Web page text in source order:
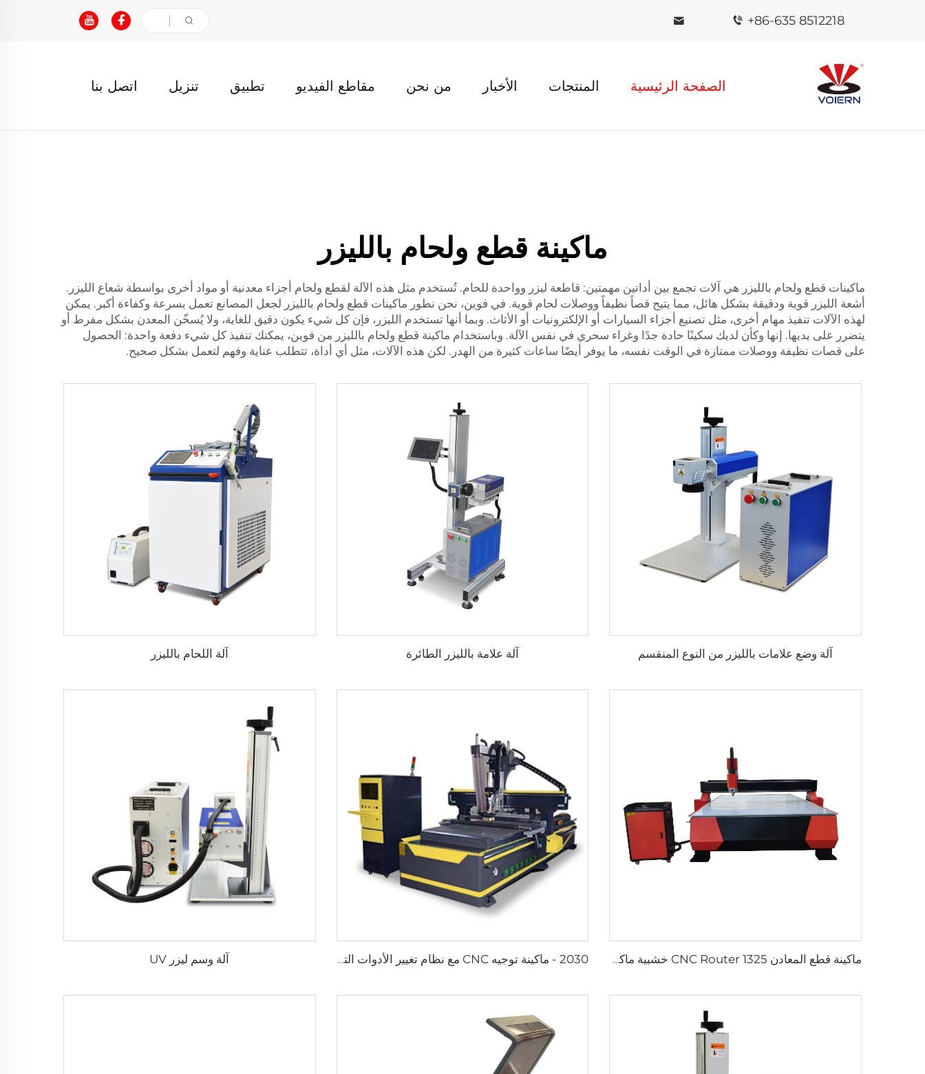
+86-635 8512218
الصفحة الرئيسية المنتجات الأخبار من نحن مقاطع الفيديو تطبيق تنزيل اتصل بنا
ماكينة قطع ولحام بالليزر
ماكينات قطع ولحام بالليزر هي آلات تجمع بين أداتين مهمتين: قاطعة ليزر وواحدة للحام. تُستخدم مثل هذه الآلة لقطع ولحام أجزاء معدنية أو مواد أخرى بواسطة شعاع الليزر.
أشعة الليزر قوية ودقيقة بشكل هائل، مما يتيح قصاً نظيفاً ووصلات لحام قوية. في فوين، نحن نطور ماكينات قطع ولحام بالليزر لجعل المصانع تعمل بسرعة وكفاءة أكبر. يمكن
لهذه الآلات تنفيذ مهام أخرى، مثل تصنيع أجزاء السيارات أو الإلكترونيات أو الأثاث. وبما أنها تستخدم الليزر، فإن كل شيء يكون دقيق للغاية، ولا يُسخّن المعدن بشكل مفرط أو
يتضرر على يديها. إنها وكأن لديك سكينًا حادة جدًا وغراء سحري في نفس الآلة. وباستخدام ماكينة قطع ولحام بالليزر من فوين، يمكنك تنفيذ كل شيء دفعة واحدة: الحصول
على قصات نظيفة ووصلات ممتازة في الوقت نفسه، ما يوفر أيضًا ساعات كثيرة من الهدر. لكن هذه الآلات، مثل أي أداة، تتطلب عناية وفهم لتعمل بشكل صحيح.
آلة وضع علامات بالليزر من النوع المنقسم آلة علامة بالليزر الطائرة آلة اللحام بالليزر
ماكينة قطع المعادن CNC Router 1325 خشبية ماكينة توجيه CNC ذات 3 محاور ماكينة تشغيل CNC 2030 - ماكينة توجيه CNC مع نظام تغيير الأدوات التلقائي (نوع خطي) آلة وسم ليزر UV